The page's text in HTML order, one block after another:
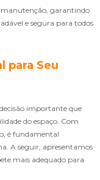
manutenção, garantindo
e segura para todos
para Seu
importante que
do espaço. Com
é fundamental
A seguir, apresentamos
mais adequado para